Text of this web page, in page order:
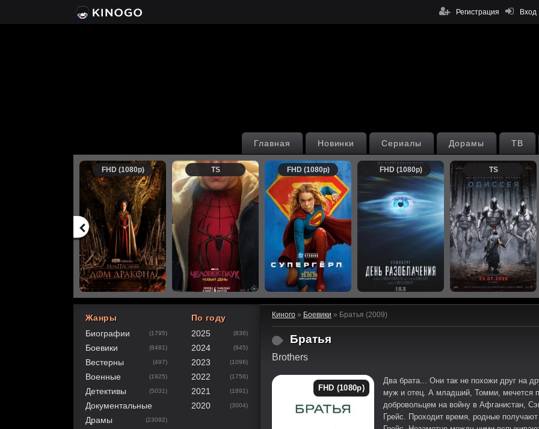
Вход
Регистрация
ТВ
Дорамы
Сериалы
Новинки
Главная
FHD (1080p) TS FHD (1080p) FHD (1080p) TS
Киного » Боевики » Братья (2009)
Братья
Brothers
60
1 2 3 4
FHD (1080p)
Два брата... Они так не похожи друг на
муж и отец. А младший, Томми, мечется
добровольцем на войну в Афганистан,
Грейс. Проходит время, родные
Жанры
Биографии
(1795)
Боевики (8481)
Вестерны (497)
Военные (1925)
Детективы (5031)
Документальные
Драмы
(23092)
По году
2025
(836)
2024 (945)
2023 (1096)
2022 (1756)
2021 (1891)
2020 (3004)